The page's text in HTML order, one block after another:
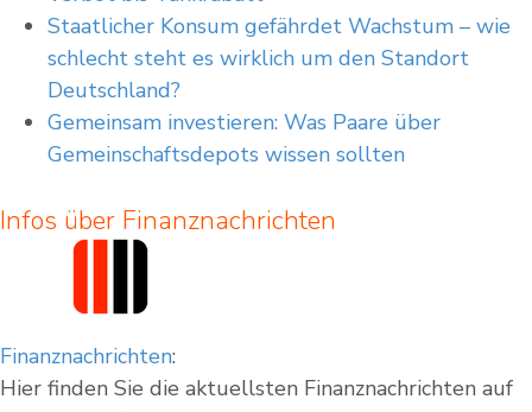
Staatlicher Konsum gefährdet Wachstum – wie
schlecht steht es wirklich um den Standort
Deutschland?
Gemeinsam investieren: Was Paare über
Gemeinschaftsdepots wissen sollten
Infos über Finanznachrichten
Finanznachrichten:
Hier finden Sie die aktuellsten Finanznachrichten auf